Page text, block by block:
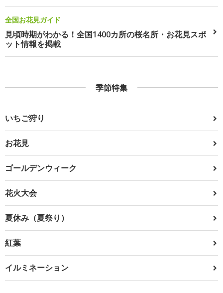
全国お花見ガイド
見頃時期がわかる！全国1400カ所の桜名所・お花見スポ
ット情報を掲載
季節特集
いちご狩り
お花見
ゴールデンウィーク
花火大会
夏休み（夏祭り）
紅葉
イルミネーション